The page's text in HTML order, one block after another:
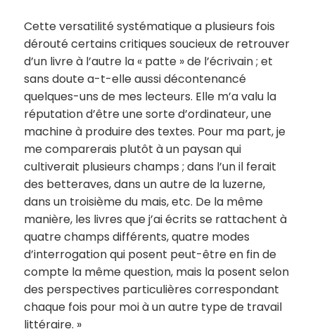
Cette versatilité systématique a plusieurs fois
dérouté certains critiques soucieux de retrouver
d’un livre à l’autre la « patte » de l’écrivain ; et
sans doute a-t-elle aussi décontenancé
quelques-uns de mes lecteurs. Elle m’a valu la
réputation d’être une sorte d’ordinateur, une
machine à produire des textes. Pour ma part, je
me comparerais plutôt à un paysan qui
cultiverait plusieurs champs ; dans l’un il ferait
des betteraves, dans un autre de la luzerne,
dans un troisième du mais, etc. De la même
manière, les livres que j’ai écrits se rattachent à
quatre champs différents, quatre modes
d’interrogation qui posent peut-être en fin de
compte la même question, mais la posent selon
des perspectives particulières correspondant
chaque fois pour moi à un autre type de travail
littéraire. »